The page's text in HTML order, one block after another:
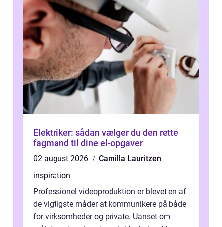
Elektriker: sådan vælger du den rette
fagmand til dine el-opgaver
02 august 2026
Camilla Lauritzen
inspiration
Professionel videoproduktion er blevet en af
de vigtigste måder at kommunikere på både
for virksomheder og private. Uanset om